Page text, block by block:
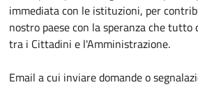
immediata con le istituzioni, per
nostro paese con la speranza che
tra i Cittadini e l'Amministrazione.
Email a cui inviare domande o